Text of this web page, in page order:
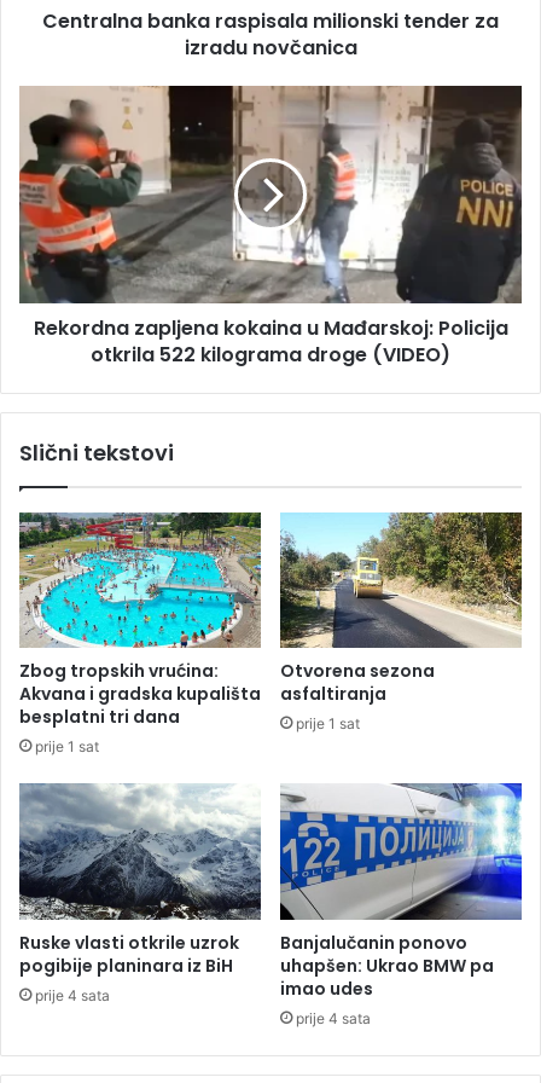
a
s
p
s
i
i
s
k
i
t
e
n
d
e
r
z
a
z
r
a
d
u
n
o
a
Centralna banka raspisala milionski tender za
izradu novčanica
o
r
d
n
a
z
n
o
k
a
i
n
u
M
đ
a
r
s
k
o
j
:
P
o
c
Rekordna zapljena kokaina u Mađarskoj: Policija
otkrila 522 kilograma droge (VIDEO)
Slični tekstovi
Zbog tropskih vrućina:
Akvana i gradska kupališta
besplatni tri dana
prije 1 sat
Otvorena sezona
asfaltiranja
prije 1 sat
Ruske vlasti otkrile uzrok
pogibije planinara iz BiH
prije 4 sata
Banjalučanin ponovo
uhapšen: Ukrao BMW pa
imao udes
prije 4 sata